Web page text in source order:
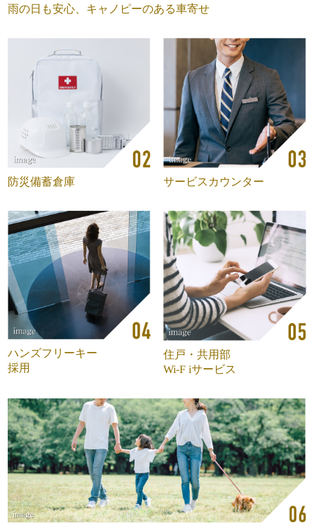
雨の日も安心、キャノピーのある車寄せ
防災備蓄倉庫 サービスカウンター
ハンズフリーキー
採用
住戸・共用部
Wi-F iサービス